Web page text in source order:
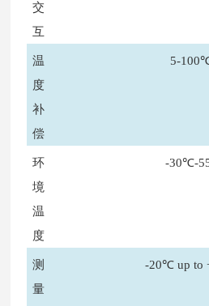
交
互
温
度
补
偿
5-
环
境
温
度
-30℃-
测
量
-20℃ up to